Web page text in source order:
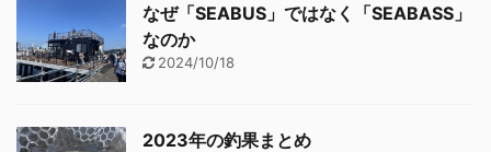
なぜ「SEABUS」ではなく「SEABASS」
なのか
2024/10/18
2023年の釣果まとめ